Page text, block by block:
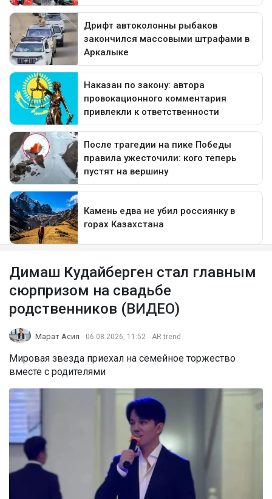
Димаш Кудайберген стал главным
сюрпризом на свадьбе
родственников (ВИДЕО)
Марат Асия 06.08.2026, 11:52 AR trend
Мировая звезда приехал на семейное торжество
вместе с родителями